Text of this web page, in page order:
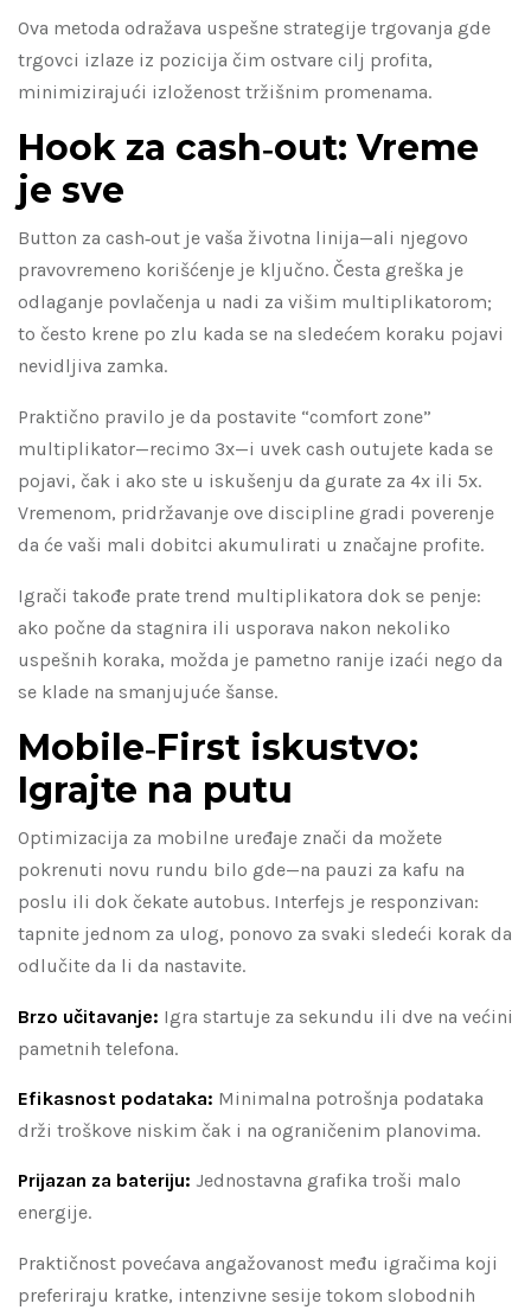
Ova metoda odražava uspešne strategije trgovanja gde
trgovci izlaze iz pozicija čim ostvare cilj profita,
minimizirajući izloženost tržišnim promenama.
Hook za cash‑out: Vreme
je sve
Button za cash‑out je vaša životna linija—ali njegovo
pravovremeno korišćenje je ključno. Česta greška je
odlaganje povlačenja u nadi za višim multiplikatorom;
to često krene po zlu kada se na sledećem koraku pojavi
nevidljiva zamka.
Praktično pravilo je da postavite “comfort zone”
multiplikator—recimo 3x—i uvek cash outujete kada se
pojavi, čak i ako ste u iskušenju da gurate za 4x ili 5x.
Vremenom, pridržavanje ove discipline gradi poverenje
da će vaši mali dobitci akumulirati u značajne profite.
Igrači takođe prate trend multiplikatora dok se penje:
ako počne da stagnira ili usporava nakon nekoliko
uspešnih koraka, možda je pametno ranije izaći nego da
se klade na smanjujuće šanse.
Mobile‑First iskustvo:
Igrajte na putu
Optimizacija za mobilne uređaje znači da možete
pokrenuti novu rundu bilo gde—na pauzi za kafu na
poslu ili dok čekate autobus. Interfejs je responzivan:
tapnite jednom za ulog, ponovo za svaki sledeći korak da
odlučite da li da nastavite.
Brzo učitavanje: Igra startuje za sekundu ili dve na većini
pametnih telefona.
Efikasnost podataka: Minimalna potrošnja podataka
drži troškove niskim čak i na ograničenim planovima.
Prijazan za bateriju: Jednostavna grafika troši malo
energije.
Praktičnost povećava angažovanost među igračima koji
preferiraju kratke, intenzivne sesije tokom slobodnih